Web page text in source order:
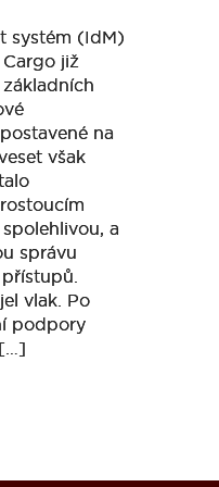
systém (IdM)
již
na
však
a
správu
vlak. Po
podpory
systém (IdM)
již
na
však
a
správu
vlak. Po
podpory